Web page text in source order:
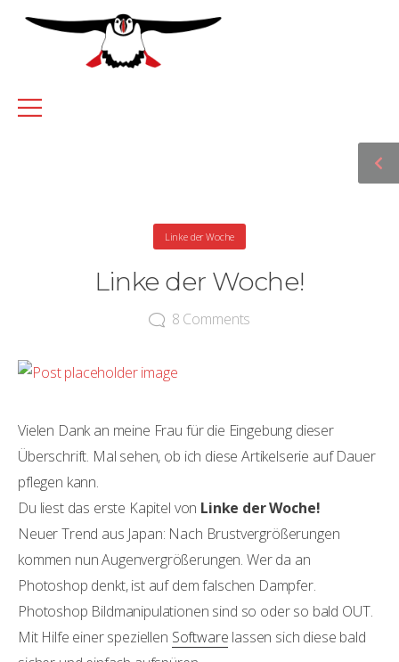
Linke der Woche
Linke der Woche!
8 Comments
Vielen Dank an meine Frau für die Eingebung dieser
Überschrift. Mal sehen, ob ich diese Artikelserie auf Dauer
pflegen kann.
Du liest das erste Kapitel von Linke der Woche!
Neuer Trend aus Japan: Nach Brustvergrößerungen
kommen nun Augenvergrößerungen. Wer da an
Photoshop denkt, ist auf dem falschen Dampfer.
Photoshop Bildmanipulationen sind so oder so bald OUT.
Mit Hilfe einer speziellen Software lassen sich diese bald